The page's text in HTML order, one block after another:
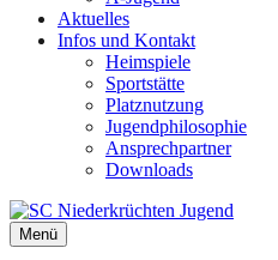
Aktuelles
Infos und Kontakt
Heimspiele
Sportstätte
Platznutzung
Jugendphilosophie
Ansprechpartner
Downloads
SC Niederkrüchten Jugend
Menü